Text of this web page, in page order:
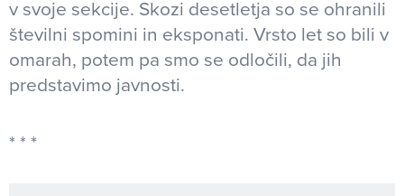
v svoje sekcije. Skozi desetletja so se ohranili
številni spomini in eksponati. Vrsto let so bili v
omarah, potem pa smo se odločili, da jih
predstavimo javnosti.